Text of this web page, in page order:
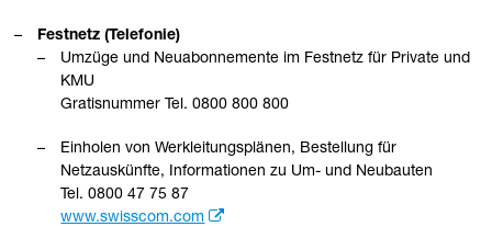
Festnetz (Telefonie)
Umzüge und Neuabonnemente im Festnetz für Private und
KMU
Gratisnummer Tel. 0800 800 800
Einholen von Werkleitungsplänen, Bestellung für
Netzauskünfte, Informationen zu Um- und Neubauten
Tel. 0800 47 75 87
www.swisscom.com